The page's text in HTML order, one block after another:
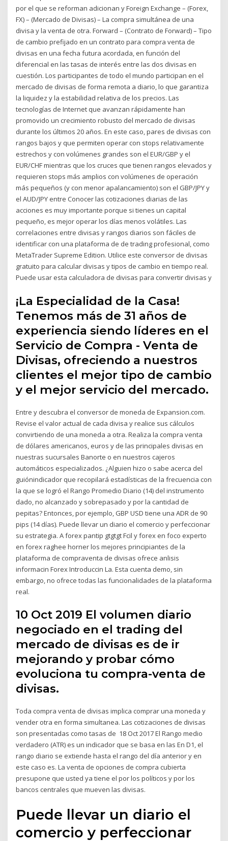
por el que se reforman adicionan y Foreign Exchange – (Forex,
FX) – (Mercado de Divisas) – La compra simultánea de una
divisa y la venta de otra. Forward – (Contrato de Forward) – Tipo
de cambio prefijado en un contrato para compra venta de
divisas en una fecha futura acordada, en función del
diferencial en las tasas de interés entre las dos divisas en
cuestión. Los participantes de todo el mundo participan en el
mercado de divisas de forma remota a diario, lo que garantiza
la liquidez y la estabilidad relativa de los precios. Las
tecnologías de Internet que avanzan rápidamente han
promovido un crecimiento robusto del mercado de divisas
durante los últimos 20 años. En este caso, pares de divisas con
rangos bajos y que permiten operar con stops relativamente
estrechos y con volúmenes grandes son el EUR/GBP y el
EUR/CHF mientras que los cruces que tienen rangos elevados y
requieren stops más amplios con volúmenes de operación
más pequeños (y con menor apalancamiento) son el GBP/JPY y
el AUD/JPY entre Conocer las cotizaciones diarias de las
acciones es muy importante porque si tienes un capital
pequeño, es mejor operar los días menos volátiles. Las
correlaciones entre divisas y rangos diarios son fáciles de
identificar con una plataforma de de trading profesional, como
MetaTrader Supreme Edition. Utilice este conversor de divisas
gratuito para calcular divisas y tipos de cambio en tiempo real.
Puede usar esta calculadora de divisas para convertir divisas y
¡La Especialidad de la Casa!
Tenemos más de 31 años de
experiencia siendo líderes en el
Servicio de Compra - Venta de
Divisas, ofreciendo a nuestros
clientes el mejor tipo de cambio
y el mejor servicio del mercado.
Entre y descubra el conversor de moneda de Expansion.com.
Revise el valor actual de cada divisa y realice sus cálculos
convirtiendo de una moneda a otra. Realiza la compra venta
de dólares americanos, euros y de las principales divisas en
nuestras sucursales Banorte o en nuestros cajeros
automáticos especializados. ¿Alguien hizo o sabe acerca del
guiónindicador que recopilará estadísticas de la frecuencia con
la que se logró el Rango Promedio Diario (14) del instrumento
dado, no alcanzado y sobrepasado y por la cantidad de
pepitas? Entonces, por ejemplo, GBP USD tiene una ADR de 90
pips (14 días). Puede llevar un diario el comercio y perfeccionar
su estrategia. A forex pantip gtgtgt Fcil y forex en foco experto
en forex raghee horner los mejores principiantes de la
plataforma de compraventa de divisas ofrece anlisis
informacin Forex Introduccin La. Esta cuenta demo, sin
embargo, no ofrece todas las funcionalidades de la plataforma
real.
10 Oct 2019 El volumen diario
negociado en el trading del
mercado de divisas es de ir
mejorando y probar cómo
evoluciona tu compra-venta de
divisas.
Toda compra venta de divisas implica comprar una moneda y
vender otra en forma simultanea. Las cotizaciones de divisas
son presentadas como tasas de 18 Oct 2017 El Rango medio
verdadero (ATR) es un indicador que se basa en las En D1, el
rango diario se extiende hasta el rango del día anterior y en
este caso es. La venta de opciones de compra cubierta
presupone que usted ya tiene el por los políticos y por los
bancos centrales que mueven las divisas.
Puede llevar un diario el
comercio y perfeccionar